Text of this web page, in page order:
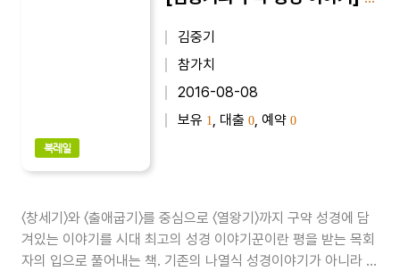
북레일
김중기
참가치
2016-08-08
보유 1 , 대출 0 , 예약 0
〈창세기〉와 〈출애굽기〉를 중심으로 〈열왕기〉까지 구약 성경에 담
겨있는 이야기를 시대 최고의 성경 이야기꾼이란 평을 받는 목회
자의 입으로 풀어내는 책. 기존의 나열식 성경이야기가 아니라 목